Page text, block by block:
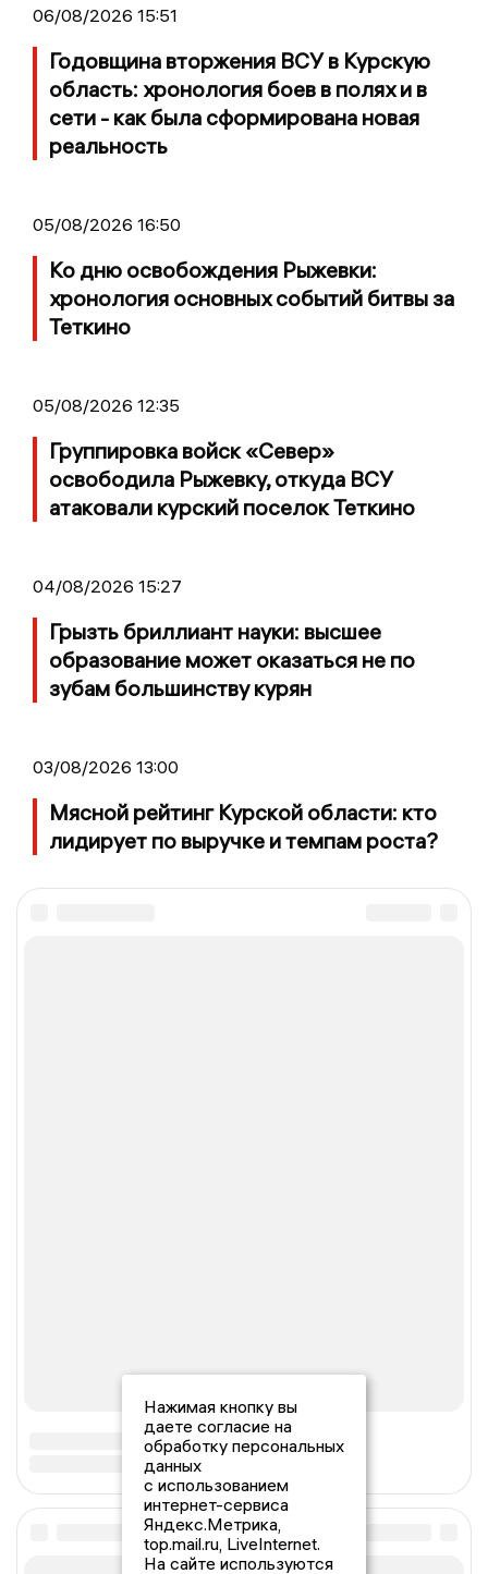
06/08/2026 15:51
Годовщина вторжения ВСУ в Курскую
область: хронология боев в полях и в
сети - как была сформирована новая
реальность
05/08/2026 16:50
Ко дню освобождения Рыжевки:
хронология основных событий битвы за
Теткино
05/08/2026 12:35
Группировка войск «Север»
освободила Рыжевку, откуда ВСУ
атаковали курский поселок Теткино
04/08/2026 15:27
Грызть бриллиант науки: высшее
образование может оказаться не по
зубам большинству курян
03/08/2026 13:00
Мясной рейтинг Курской области: кто
лидирует по выручке и темпам роста?
Нажимая кнопку вы
даете согласие на
обработку персональных
данных
с использованием
интернет-сервиса
Яндекс.Метрика,
top.mail.ru, LiveInternet.
На сайте используются